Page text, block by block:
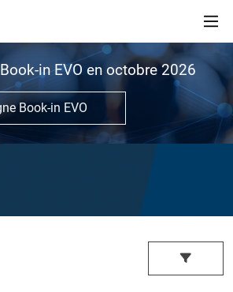
in EVO en octobre 2026
Book-in EVO